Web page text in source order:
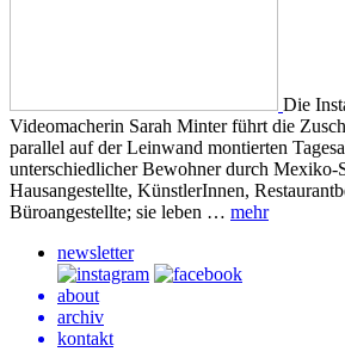
Die
Videomacherin Sarah Minter führt die
parallel auf der Leinwand montierten
unterschiedlicher Bewohner durch Mexiko-
Hausangestellte, KünstlerInnen,
Büroangestellte; sie leben … mehr
newsletter
about
archiv
kontakt